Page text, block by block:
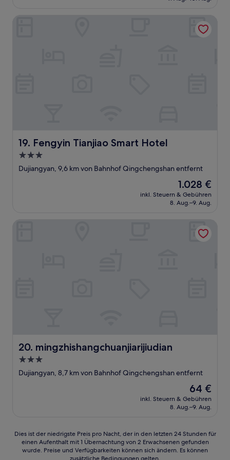
19. Fengyin Tianjiao Smart Hotel
Fengyin Tianjiao Smart Hotel
3.0-
Sterne-
Dujiangyan, 9,6 km von Bahnhof Qingchengshan entfernt
Der
Preis
beträgt
1.028 €
inkl. Steuern & Gebühren
8. Aug.–9. Aug.
20. mingzhishangchuanjiarijiudian
mingzhishangchuanjiarijiudian
3.0-
Sterne-
Dujiangyan, 8,7 km von Bahnhof Qingchengshan entfernt
Der
Preis
beträgt
64 €
inkl. Steuern & Gebühren
8. Aug.–9. Aug.
Dies
der
Dies ist der niedrigste Preis pro Nacht, der in den letzten 24 Stunden für
einen Aufenthalt mit 1 Übernachtung von 2 Erwachsenen gefunden
wurde. Preise und Verfügbarkeiten können sich ändern. Es können